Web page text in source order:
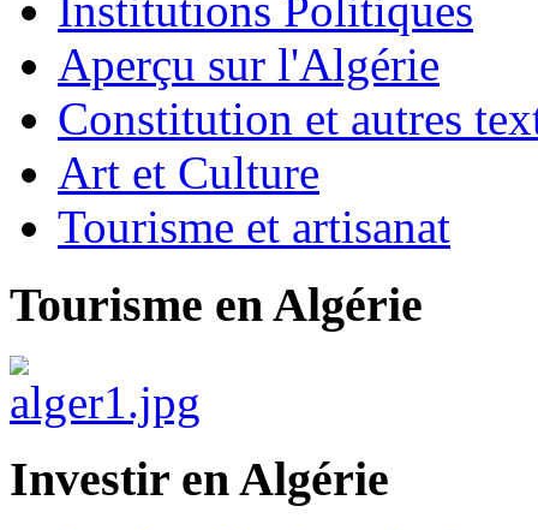
Institutions Politiques
Aperçu sur l'Algérie
Constitution et autres
Art et Culture
Tourisme et artisanat
Tourisme en Algérie
Investir en Algérie